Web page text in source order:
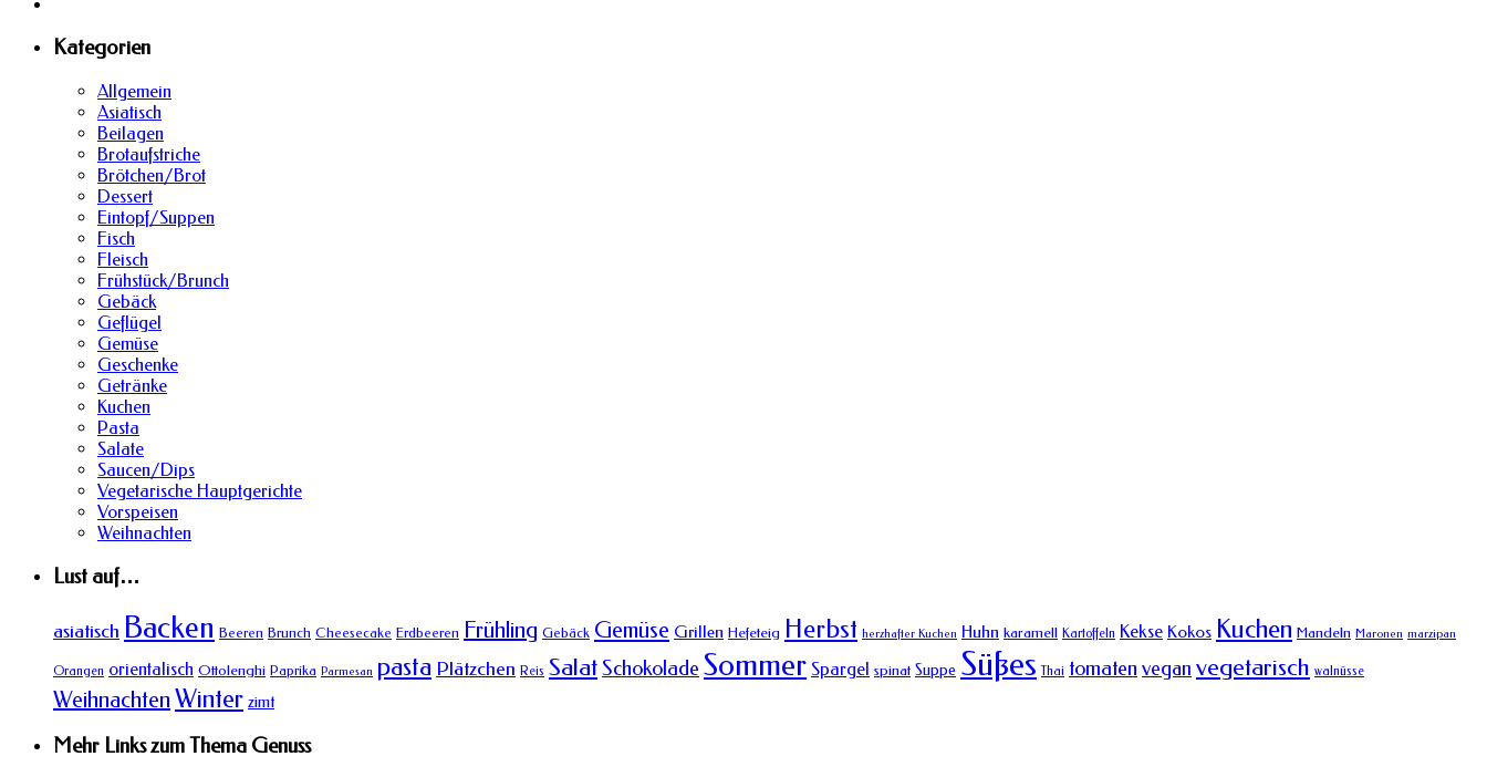
Kategorien
Allgemein
Asiatisch
Beilagen
Brotaufstriche
Brötchen/Brot
Dessert
Eintopf/Suppen
Fisch
Fleisch
Frühstück/Brunch
Gebäck
Geflügel
Gemüse
Geschenke
Getränke
Kuchen
Pasta
Salate
Saucen/Dips
Vegetarische Hauptgerichte
Vorspeisen
Weihnachten
Lust auf…
asiatisch Backen Beeren Brunch Cheesecake Erdbeeren Frühling Gebäck Gemüse Grillen Hefeteig Herbst herzhafter Kuchen Huhn karamell Kartoffeln Kekse Kokos Kuchen Mandeln Maronen marzipan
Orangen orientalisch Ottolenghi Paprika Parmesan pasta Plätzchen Reis SalatSchokolade Sommer Spargel spinat Suppe Süßes Thai tomaten vegan vegetarisch walnüsse
Weihnachten Winter zimt
Mehr Links zum Thema Genuss